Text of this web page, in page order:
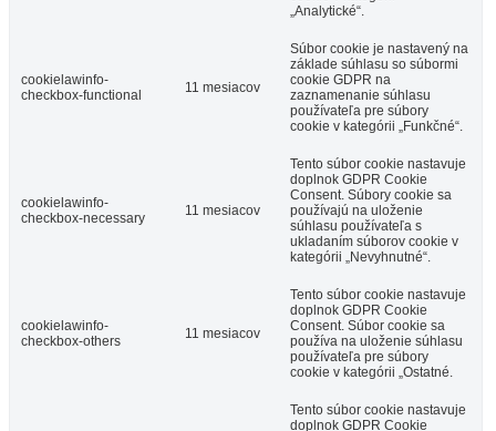
„Analytické“.
cookielawinfo-
checkbox-functional
11 mesiacov
Súbor cookie je nastavený na
základe súhlasu so súbormi
cookie GDPR na
zaznamenanie súhlasu
používateľa pre súbory
cookie v kategórii „Funkčné“.
cookielawinfo-
checkbox-necessary
11 mesiacov
Tento súbor cookie nastavuje
doplnok GDPR Cookie
Consent. Súbory cookie sa
používajú na uloženie
súhlasu používateľa s
ukladaním súborov cookie v
kategórii „Nevyhnutné“.
cookielawinfo-
checkbox-others
11 mesiacov
Tento súbor cookie nastavuje
doplnok GDPR Cookie
Consent. Súbor cookie sa
používa na uloženie súhlasu
používateľa pre súbory
cookie v kategórii „Ostatné.
Tento súbor cookie nastavuje
doplnok GDPR Cookie